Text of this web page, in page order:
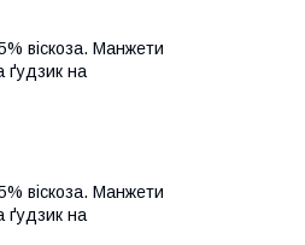
віскоза. Манжети
ґудзик на
віскоза. Манжети
ґудзик на